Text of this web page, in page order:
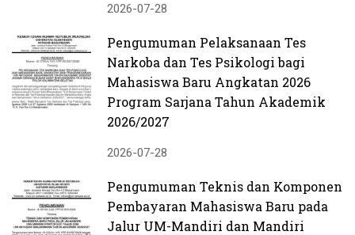
2026-07-28
Pengumuman Pelaksanaan Tes
Narkoba dan Tes Psikologi bagi
Mahasiswa Baru Angkatan 2026
Program Sarjana Tahun Akademik
2026/2027
2026-07-28
Pengumuman Teknis dan Komponen
Pembayaran Mahasiswa Baru pada
Jalur UM-Mandiri dan Mandiri